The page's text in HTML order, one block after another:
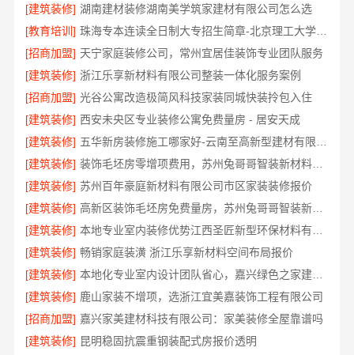
[建筑装修] 湖南建材装修湖南美学筑家建材有限公司怎么选
[教育培训]
珠海专本连读全日制大专招生简章-北京理工大学珠海学院继续教育学院
[招商加盟] 天宁家庭装修公司，常州宜居佳装饰专业团队服务
[建筑装修] 浙江乐享新材料有限公司整装一体化服务案例
[招商加盟] 光谷公寓改造极简风科技家装同城快装拎包入住
[建筑装修] 西安未央区专业装修公寓免费量房 - 居安天成
[建筑装修]
[建筑装修]
装饰毛坯房零增项费用，苏州兔哥哥智装新材料有限公司
[建筑装修] 苏州百年豪庭新材料有限公司市区家装装修报价
[建筑装修]
高新区装饰毛坯房免费量房，苏州兔哥哥智装新材料有限公司贴心前期服务
[建筑装修]
[建筑装修] 畅销家庭装潢 浙江乐享新材料空间布局报价
[建筑装修]
本地化专业室内设计团队省心，嘉兴绿色之家建材科技有限公司
[建筑装修] 鹿山家装不增项，选浙江宜美嘉装饰工程有限公司
[招商加盟] 嘉兴家美建材科技有限公司：家美装修全屋靠谱吗
[建筑装修] 昆明稳固抗震重钢装配式房报价透明